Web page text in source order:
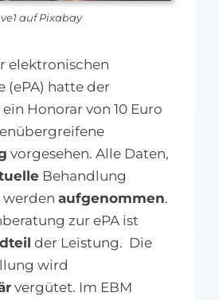
auf Pixabay
elektronischen
(ePA) hatte der
ein Honorar von 10 Euro
vorgesehen. Alle Daten,
Behandlung
werden aufgenommen.
zur ePA ist
der Leistung. Die
wird
vergütet. Im EBM